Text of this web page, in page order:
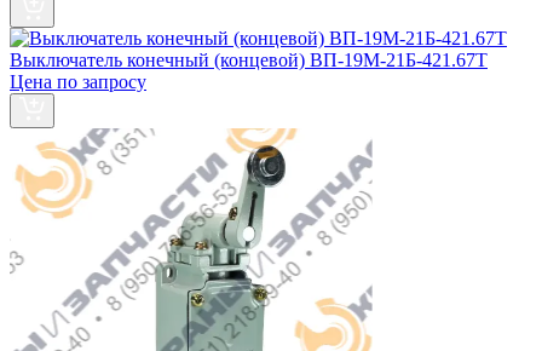
Выключатель конечный (концевой) ВП-19М-21Б-421.67Т
Цена по запросу